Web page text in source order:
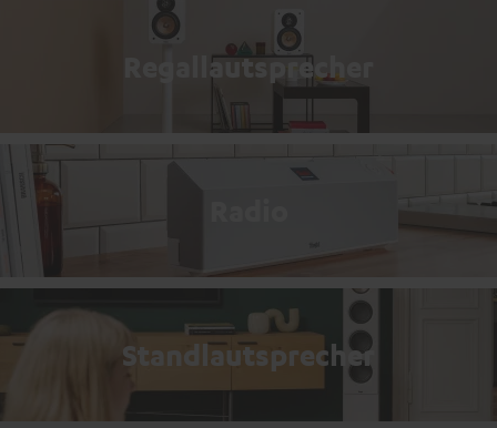
Regallautsprecher
Standlautsprecher